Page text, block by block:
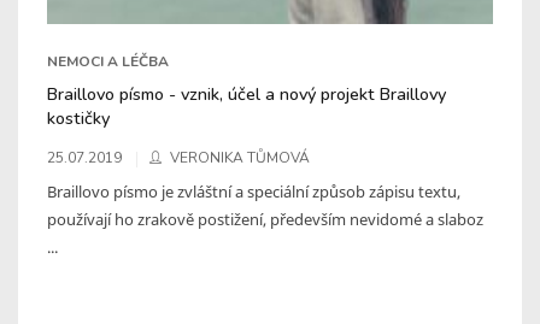
NEMOCI A LÉČBA
Braillovo písmo - vznik, účel a nový projekt Braillovy
kostičky
25.07.2019 VERONIKA TŮMOVÁ
Braillovo písmo je zvláštní a speciální způsob zápisu textu,
používají ho zrakově postižení, především nevidomé a slaboz
...